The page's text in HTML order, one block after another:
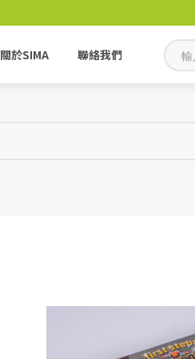
關於SIMA 聯絡我們